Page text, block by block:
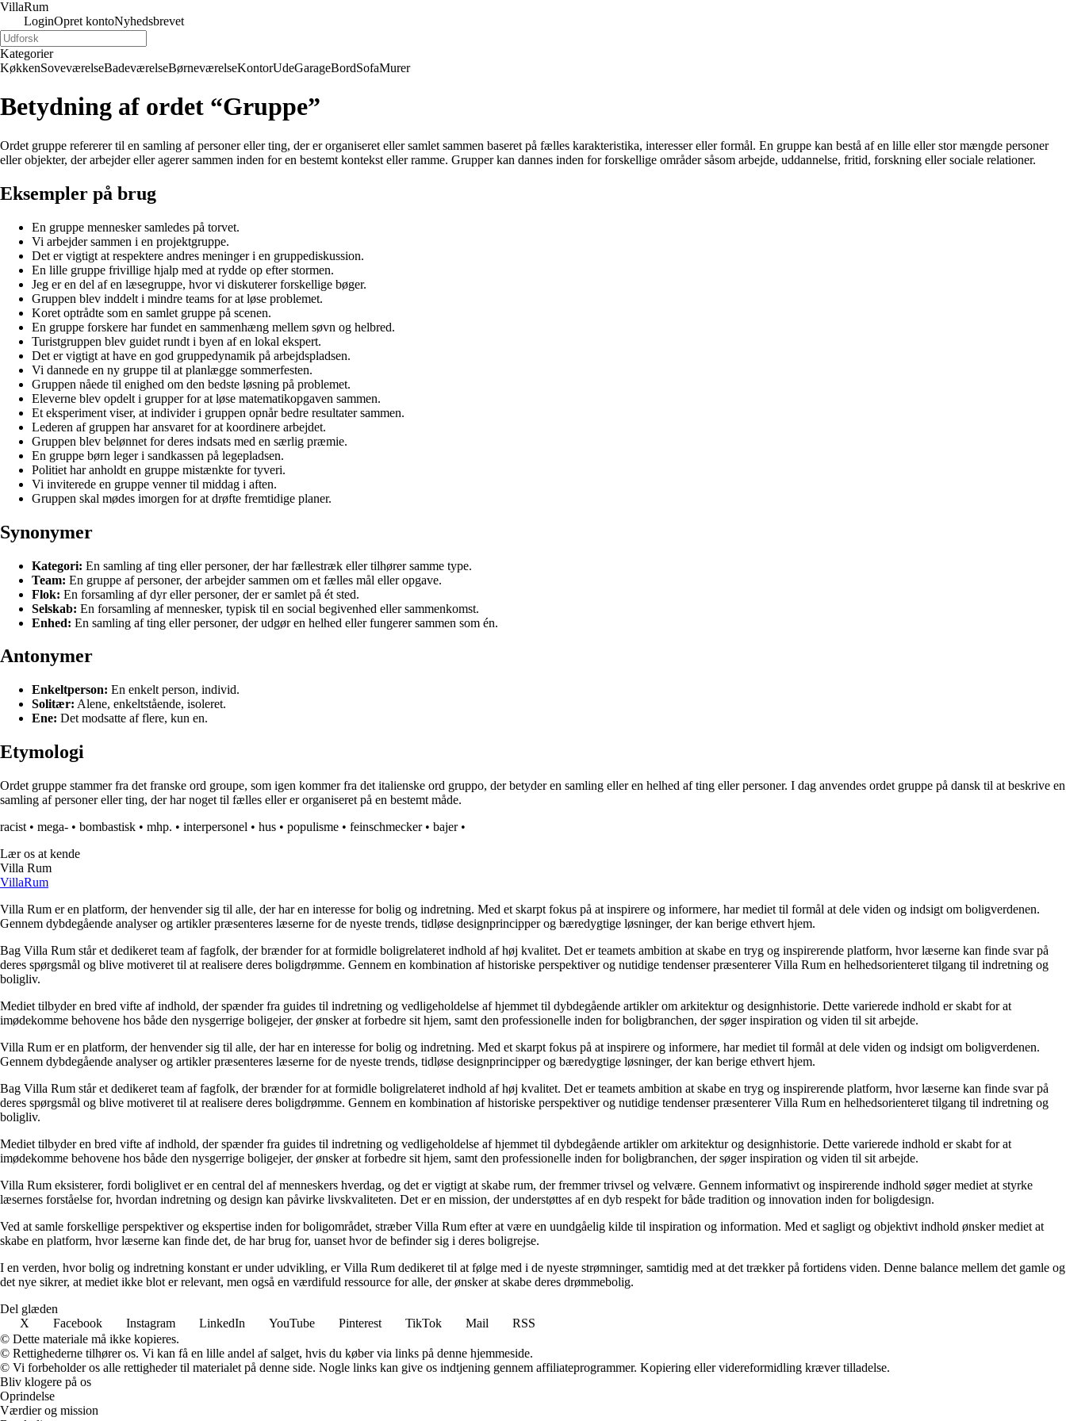
VillaRum
LoginOpret kontoNyhedsbrevet
Kategorier
KøkkenSoveværelseBadeværelseBørneværelseKontorUdeGarageBordSofaMurer
Betydning af ordet “Gruppe”
Ordet gruppe refererer til en samling af personer eller ting, der er organiseret eller samlet sammen baseret på fælles karakteristika, interesser eller formål. En gruppe kan bestå af en lille eller stor mængde personer
eller objekter, der arbejder eller agerer sammen inden for en bestemt kontekst eller ramme. Grupper kan dannes inden for forskellige områder såsom arbejde, uddannelse, fritid, forskning eller sociale relationer.
Eksempler på brug
En gruppe mennesker samledes på torvet.
Vi arbejder sammen i en projektgruppe.
Det er vigtigt at respektere andres meninger i en gruppediskussion.
En lille gruppe frivillige hjalp med at rydde op efter stormen.
Jeg er en del af en læsegruppe, hvor vi diskuterer forskellige bøger.
Gruppen blev inddelt i mindre teams for at løse problemet.
Koret optrådte som en samlet gruppe på scenen.
En gruppe forskere har fundet en sammenhæng mellem søvn og helbred.
Turistgruppen blev guidet rundt i byen af en lokal ekspert.
Det er vigtigt at have en god gruppedynamik på arbejdspladsen.
Vi dannede en ny gruppe til at planlægge sommerfesten.
Gruppen nåede til enighed om den bedste løsning på problemet.
Eleverne blev opdelt i grupper for at løse matematikopgaven sammen.
Et eksperiment viser, at individer i gruppen opnår bedre resultater sammen.
Lederen af gruppen har ansvaret for at koordinere arbejdet.
Gruppen blev belønnet for deres indsats med en særlig præmie.
En gruppe børn leger i sandkassen på legepladsen.
Politiet har anholdt en gruppe mistænkte for tyveri.
Vi inviterede en gruppe venner til middag i aften.
Gruppen skal mødes imorgen for at drøfte fremtidige planer.
Synonymer
Kategori: En samling af ting eller personer, der har fællestræk eller tilhører samme type.
Team: En gruppe af personer, der arbejder sammen om et fælles mål eller opgave.
Flok: En forsamling af dyr eller personer, der er samlet på ét sted.
Selskab: En forsamling af mennesker, typisk til en social begivenhed eller sammenkomst.
Enhed: En samling af ting eller personer, der udgør en helhed eller fungerer sammen som én.
Antonymer
Enkeltperson: En enkelt person, individ.
Solitær: Alene, enkeltstående, isoleret.
Ene: Det modsatte af flere, kun en.
Etymologi
Ordet gruppe stammer fra det franske ord groupe, som igen kommer fra det italienske ord gruppo, der betyder en samling eller en helhed af ting eller personer. I dag anvendes ordet gruppe på dansk til at beskrive en
samling af personer eller ting, der har noget til fælles eller er organiseret på en bestemt måde.
racist • mega- • bombastisk • mhp. • interpersonel • hus • populisme • feinschmecker• bajer•
Lær os at kende
Villa Rum
VillaRum
Villa Rum er en platform, der henvender sig til alle, der har en interesse for bolig og indretning. Med et skarpt fokus på at inspirere og informere, har mediet til formål at dele viden og indsigt om boligverdenen.
Gennem dybdegående analyser og artikler præsenteres læserne for de nyeste trends, tidløse designprincipper og bæredygtige løsninger, der kan berige ethvert hjem.
Bag Villa Rum står et dedikeret team af fagfolk, der brænder for at formidle boligrelateret indhold af høj kvalitet. Det er teamets ambition at skabe en tryg og inspirerende platform, hvor læserne kan finde svar på
deres spørgsmål og blive motiveret til at realisere deres boligdrømme. Gennem en kombination af historiske perspektiver og nutidige tendenser præsenterer Villa Rum en helhedsorienteret tilgang til indretning og
boligliv.
Mediet tilbyder en bred vifte af indhold, der spænder fra guides til indretning og vedligeholdelse af hjemmet til dybdegående artikler om arkitektur og designhistorie. Dette varierede indhold er skabt for at
imødekomme behovene hos både den nysgerrige boligejer, der ønsker at forbedre sit hjem, samt den professionelle inden for boligbranchen, der søger inspiration og viden til sit arbejde.
Villa Rum er en platform, der henvender sig til alle, der har en interesse for bolig og indretning. Med et skarpt fokus på at inspirere og informere, har mediet til formål at dele viden og indsigt om boligverdenen.
Gennem dybdegående analyser og artikler præsenteres læserne for de nyeste trends, tidløse designprincipper og bæredygtige løsninger, der kan berige ethvert hjem.
Bag Villa Rum står et dedikeret team af fagfolk, der brænder for at formidle boligrelateret indhold af høj kvalitet. Det er teamets ambition at skabe en tryg og inspirerende platform, hvor læserne kan finde svar på
deres spørgsmål og blive motiveret til at realisere deres boligdrømme. Gennem en kombination af historiske perspektiver og nutidige tendenser præsenterer Villa Rum en helhedsorienteret tilgang til indretning og
boligliv.
Mediet tilbyder en bred vifte af indhold, der spænder fra guides til indretning og vedligeholdelse af hjemmet til dybdegående artikler om arkitektur og designhistorie. Dette varierede indhold er skabt for at
imødekomme behovene hos både den nysgerrige boligejer, der ønsker at forbedre sit hjem, samt den professionelle inden for boligbranchen, der søger inspiration og viden til sit arbejde.
Villa Rum eksisterer, fordi boliglivet er en central del af menneskers hverdag, og det er vigtigt at skabe rum, der fremmer trivsel og velvære. Gennem informativt og inspirerende indhold søger mediet at styrke
læsernes forståelse for, hvordan indretning og design kan påvirke livskvaliteten. Det er en mission, der understøttes af en dyb respekt for både tradition og innovation inden for boligdesign.
Ved at samle forskellige perspektiver og ekspertise inden for boligområdet, stræber Villa Rum efter at være en uundgåelig kilde til inspiration og information. Med et sagligt og objektivt indhold ønsker mediet at
skabe en platform, hvor læserne kan finde det, de har brug for, uanset hvor de befinder sig i deres boligrejse.
I en verden, hvor bolig og indretning konstant er under udvikling, er Villa Rum dedikeret til at følge med i de nyeste strømninger, samtidig med at det trækker på fortidens viden. Denne balance mellem det gamle og
det nye sikrer, at mediet ikke blot er relevant, men også en værdifuld ressource for alle, der ønsker at skabe deres drømmebolig.
Del glæden
X
Facebook Instagram LinkedIn YouTube Pinterest TikTok Mail
RSS
© Dette materiale må ikke kopieres.
© Rettighederne tilhører os. Vi kan få en lille andel af salget, hvis du køber via links på denne hjemmeside.
© Vi forbeholder os alle rettigheder til materialet på denne side. Nogle links kan give os indtjening gennem affiliateprogrammer. Kopiering eller videreformidling kræver tilladelse.
Bliv klogere på os
Oprindelse
Værdier og mission